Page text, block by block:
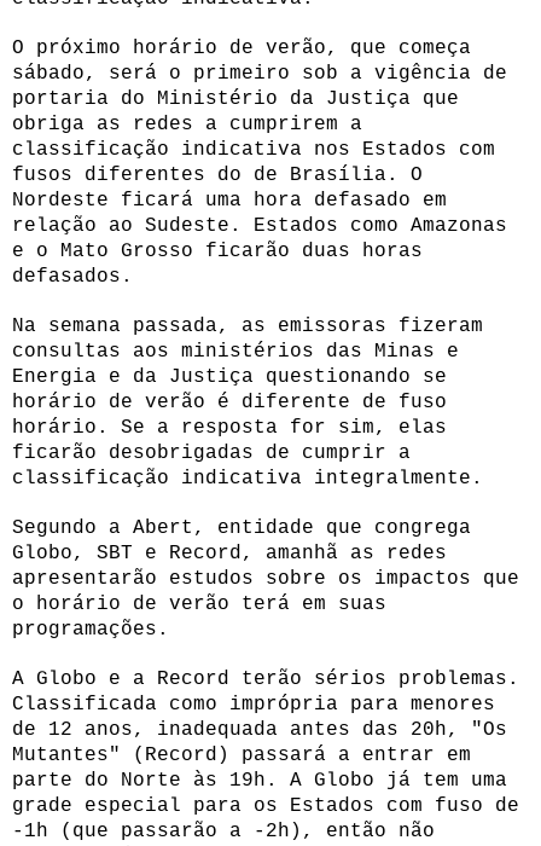
O próximo horário de verão, que começa
sábado, será o primeiro sob a vigência de
portaria do Ministério da Justiça que
obriga as redes a cumprirem a
classificação indicativa nos Estados com
fusos diferentes do de Brasília. O
Nordeste ficará uma hora defasado em
relação ao Sudeste. Estados como Amazonas
e o Mato Grosso ficarão duas horas
defasados.
Na semana passada, as emissoras fizeram
consultas aos ministérios das Minas e
Energia e da Justiça questionando se
horário de verão é diferente de fuso
horário. Se a resposta for sim, elas
ficarão desobrigadas de cumprir a
classificação indicativa integralmente.
Segundo a Abert, entidade que congrega
Globo, SBT e Record, amanhã as redes
apresentarão estudos sobre os impactos que
o horário de verão terá em suas
programações.
A Globo e a Record terão sérios problemas.
Classificada como imprópria para menores
de 12 anos, inadequada antes das 20h, "Os
Mutantes" (Record) passará a entrar em
parte do Norte às 19h. A Globo já tem uma
grade especial para os Estados com fuso de
-1h (que passarão a -2h), então não